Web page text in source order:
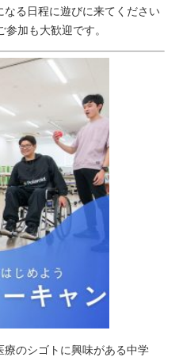
る日程に遊びに来てください
加も大歓迎です。
のシゴトに興味がある中学